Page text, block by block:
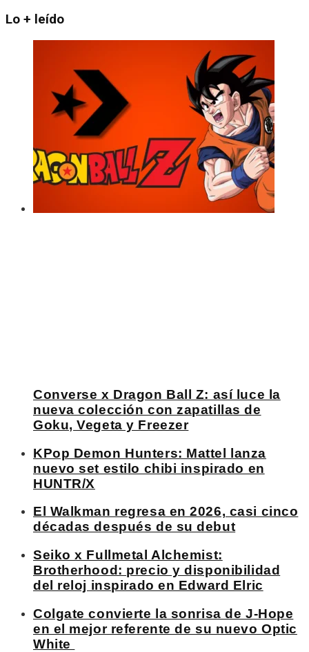
Lo + leído
Converse x Dragon Ball Z: así luce la
nueva colección con zapatillas de
Goku, Vegeta y Freezer
KPop Demon Hunters: Mattel lanza
nuevo set estilo chibi inspirado en
HUNTR/X
El Walkman regresa en 2026, casi cinco
décadas después de su debut
Seiko x Fullmetal Alchemist:
Brotherhood: precio y disponibilidad
del reloj inspirado en Edward Elric
Colgate convierte la sonrisa de J-Hope
en el mejor referente de su nuevo Optic
White